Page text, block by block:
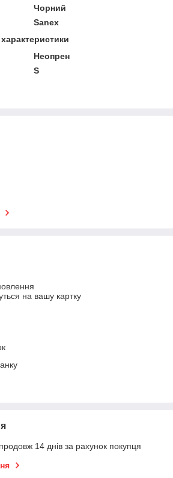
Чорний
Sanex
Неопрен
S
на вашу картку
14 днів за рахунок покупця